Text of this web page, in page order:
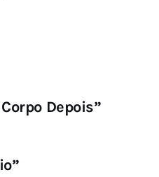
Depois”